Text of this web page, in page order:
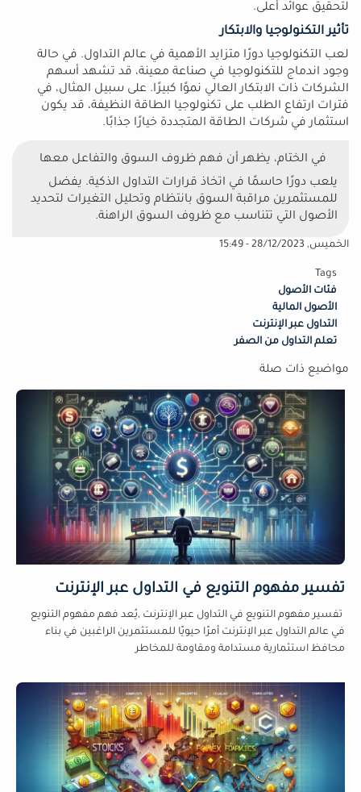
لتحقيق عوائد أعلى.
تأثير التكنولوجيا والابتكار
لعب التكنولوجيا دورًا متزايد الأهمية في عالم التداول. في حالة
وجود اندماج للتكنولوجيا في صناعة معينة، قد تشهد أسهم
الشركات ذات الابتكار العالي نموًا كبيرًا. على سبيل المثال، في
فترات ارتفاع الطلب على تكنولوجيا الطاقة النظيفة، قد يكون
استثمار في شركات الطاقة المتجددة خيارًا جذابًا.
في الختام، يظهر أن فهم ظروف السوق والتفاعل معها
يلعب دورًا حاسمًا في اتخاذ قرارات التداول الذكية. يفضل
للمستثمرين مراقبة السوق بانتظام وتحليل التغيرات لتحديد
الأصول التي تتناسب مع ظروف السوق الراهنة.
الخميس, 28/12/2023 - 15:49
Tags
فئات الأصول
الأصول المالية
التداول عبر الإنترنت
تعلم التداول من الصفر
مواضيع ذات صلة
تفسير مفهوم التنويع في التداول عبر الإنترنت
تفسير مفهوم التنويع في التداول عبر الإنترنت ,يُعد فهم مفهوم التنويع
في عالم التداول عبر الإنترنت أمرًا حيويًا للمستثمرين الراغبين في بناء
محافظ استثمارية مستدامة ومقاومة للمخاطر